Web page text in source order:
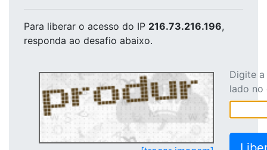
Para liberar o acesso do IP 216.73.216.196,
responda ao desafio abaixo.
Digite
lado no